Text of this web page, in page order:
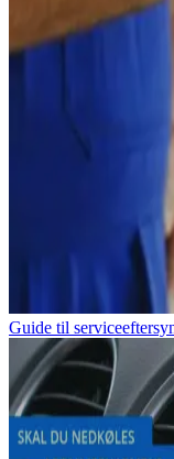
Guide til